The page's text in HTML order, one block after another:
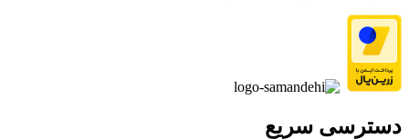
دسترسی سریع